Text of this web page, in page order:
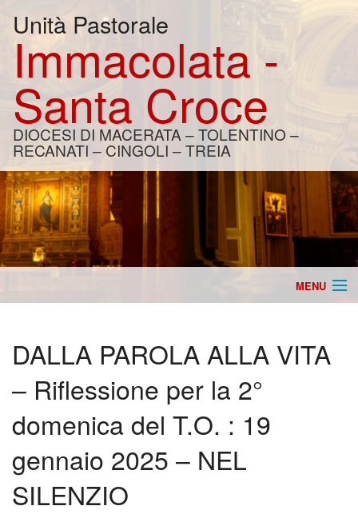
Unità Pastorale
Immacolata -
Santa Croce
DIOCESI DI MACERATA – TOLENTINO –
RECANATI – CINGOLI – TREIA
MENU
Catechesi
Liturgia
Carità
Canale YouTutube
Rubriche
DALLA PAROLA ALLA VITA
– Riflessione per la 2°
domenica del T.O. : 19
gennaio 2025 – NEL
SILENZIO